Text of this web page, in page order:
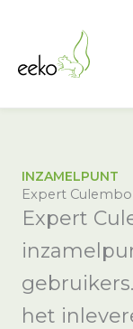
inhoud
INZAMELPUNT
Expert
Expert
het